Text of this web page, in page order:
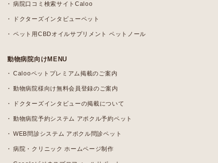
病院口コミ検索サイトCaloo
ドクターズインタビューペット
ペット用CBDオイルサプリメント ペットノール
動物病院向けMENU
Calooペットプレミアム掲載のご案内
動物病院様向け無料会員登録のご案内
ドクターズインタビューの掲載について
動物病院予約システム アポクル予約ペット
WEB問診システム アポクル問診ペット
病院・クリニック ホームページ制作